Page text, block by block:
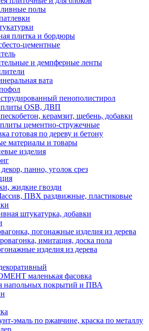
полы
плитка и бордюры
цементные
и демпферные ленты
вата
пенополистирол
плиты OSB, ДВП
керамзит, щебень, добавки
цементно-стружечные
готовая по дереву и бетону
материалы и товары
изделия
панно, уголок срез
жидкие гвозди
ПВХ раздвижные, пластиковые
штукатурка, добавки
погонажные изделия из дерева
имитация, доска пола
изделия из дерева
маленькая фасовка
напольных покрытий и ПВА
эмаль по ржавчине, краска по металлу